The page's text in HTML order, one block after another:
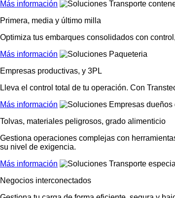
Más información
Primera, media y último milla
Optimiza tus embarques consolidados con
Más información
Empresas productivas, y 3PL
Lleva el control total de tu operación. Con
Más información
Tolvas, materiales peligrosos, grado alimenticio
Gestiona operaciones complejas con
su nivel de exigencia.
Más información
Negocios interconectados